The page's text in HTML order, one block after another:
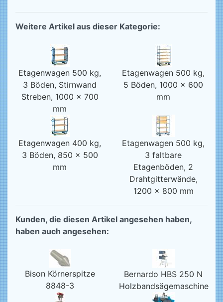
Weitere Artikel aus dieser Kategorie:
Etagenwagen 500 kg,
3 Böden, Stirnwand
Streben, 1000 x 700
mm
Etagenwagen 500 kg,
5 Böden, 1000 x 600
mm
Etagenwagen 400 kg,
3 Böden, 850 x 500
mm
Etagenwagen 500 kg,
3 faltbare
Etagenböden, 2
Drahtgitterwände,
1200 x 800 mm
Kunden, die diesen Artikel angesehen haben,
haben auch angesehen:
Bison Körnerspitze
8848-3
Bernardo HBS 250 N
Holzbandsägemaschine